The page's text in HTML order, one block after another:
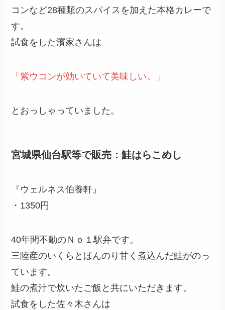
コンなど28種類のスパイスを加えた本格カレーで
す。
試食をした濱家さんは
「紫ウコンが効いていて美味しい。」
とおっしゃっていました。
宮城県仙台駅等で販売：鮭はらこめし
『ウェルネス伯養軒』
・1350円
40年間不動のＮｏ１駅弁です。
三陸産のいくらとほんのり甘く煮込んだ鮭がのっ
ています。
鮭の煮汁で炊いたご飯と共にいただきます。
試食をした佐々木さんは